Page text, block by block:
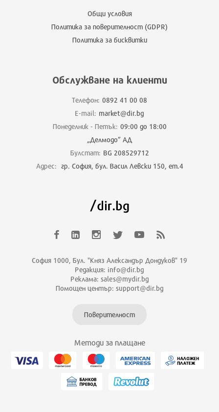
Общи условия
Политика за поверителност (GDPR)
Политика за бисквитки
Обслужване на клиенти
Телефон: 0892 41 00 08
E-mail: market@dir.bg
Понеделник - Петък: 09:00 до 18:00
„Делмодо” АД
Булстат: BG 208529712
Адрес: гр. София, бул. Васил Левски 150, ет.4
София 1000, Бул. "Княз Александър Дондуков" 19
Редакция: info@dir.bg
Реклама: sales@mydir.bg
Помощен център: support@dir.bg
Поверителност
Методи за плащане